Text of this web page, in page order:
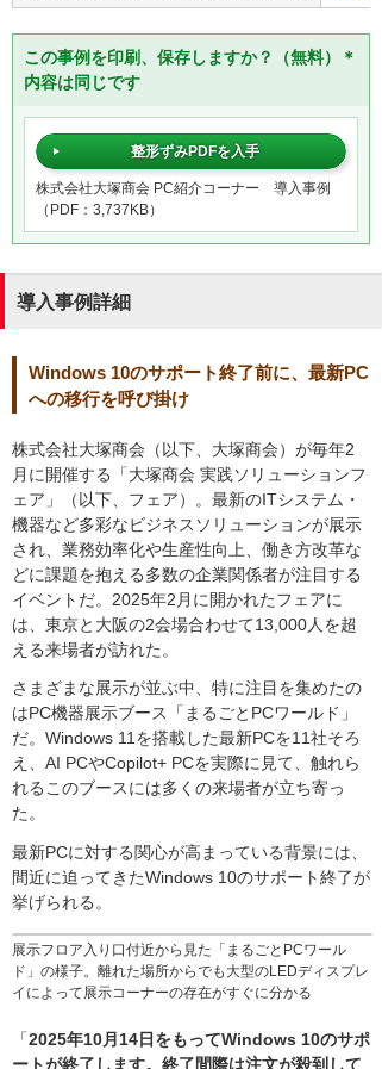
この事例を印刷、保存しますか？（無料）＊
内容は同じです
整形ずみPDFを入手
株式会社大塚商会 PC紹介コーナー 導入事例
（PDF：3,737KB）
導入事例詳細
Windows 10のサポート終了前に、最新PC
への移行を呼び掛け
展示フロア入り口付近から見た「まるごとPCワール
ド」の様子。離れた場所からでも大型のLEDディスプレ
イによって展示コーナーの存在がすぐに分かる
株式会社大塚商会（以下、大塚商会）が毎年2
月に開催する「大塚商会 実践ソリューションフ
ェア」（以下、フェア）。最新のITシステム・
機器など多彩なビジネスソリューションが展示
され、業務効率化や生産性向上、働き方改革な
どに課題を抱える多数の企業関係者が注目する
イベントだ。2025年2月に開かれたフェアに
は、東京と大阪の2会場合わせて13,000人を超
える来場者が訪れた。
さまざまな展示が並ぶ中、特に注目を集めたの
はPC機器展示ブース「まるごとPCワールド」
だ。Windows 11を搭載した最新PCを11社そろ
え、AI PCやCopilot+ PCを実際に見て、触れら
れるこのブースには多くの来場者が立ち寄っ
た。
最新PCに対する関心が高まっている背景には、
間近に迫ってきたWindows 10のサポート終了が
挙げられる。
「2025年10月14日をもってWindows 10のサポ
ートが終了します。終了間際は注文が殺到して